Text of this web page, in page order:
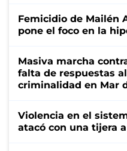
Femicidio de Mailén
pone el foco en la
Masiva marcha
falta de respuestas
criminalidad en Mar
Violencia en el
atacó con una tijera